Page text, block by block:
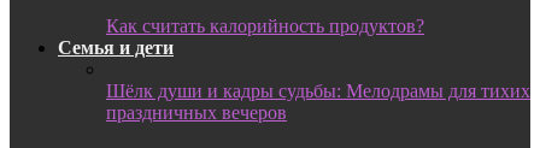
Как считать калорийность продуктов?
Семья и дети
Шёлк души и кадры судьбы: Мелодрамы для тихих
праздничных вечеров